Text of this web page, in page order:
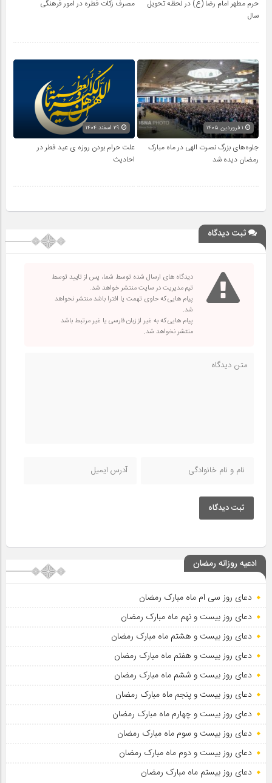
حرم مطهر امام رضا (ع) در لحظه تحویل
سال
مصرف زکات فطره در امور فرهنگی
جلوه‌های بزرگ نصرت الهی در ماه مبارک
رمضان دیده شد
علت حرام بودن روزه ی عید فطر در
احادیث
ثبت دیدگاه
دیدگاه های ارسال شده توسط شما، پس از تایید توسط
تیم مدیریت در سایت منتشر خواهد شد.
پیام هایی که حاوی تهمت یا افترا باشد منتشر نخواهد
شد.
پیام هایی که به غیر از زبان فارسی یا غیر مرتبط باشد
منتشر نخواهد شد.
ثبت دیدگاه
ادعیه روزانه رمضان
دعای روز سی ام ماه مبارک رمضان
دعای روز بیست و نهم ماه مبارک رمضان
دعای روز بیست و هشتم ماه مبارک رمضان
دعای روز بیست و هفتم ماه مبارک رمضان
دعای روز بیست و ششم ماه مبارک رمضان
دعای روز بیست و پنجم ماه مبارک رمضان
دعای روز بیست و چهارم ماه مبارک رمضان
دعای روز بیست و سوم ماه مبارک رمضان
دعای روز بیست و دوم ماه مبارک رمضان
دعای روز بیستم ماه مبارک رمضان